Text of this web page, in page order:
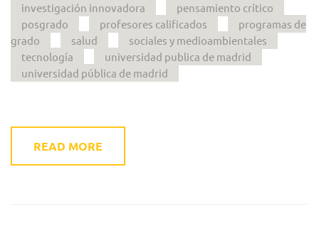
investigación innovadora
pensamiento crítico
posgrado
profesores calificados
programas de
grado
salud
sociales y medioambientales
tecnología
universidad publica de madrid
universidad pública de madrid
READ MORE